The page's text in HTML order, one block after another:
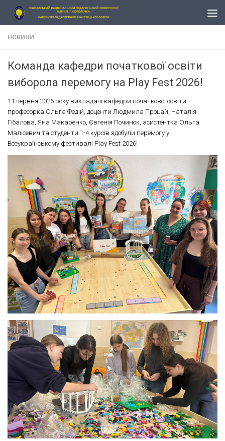
Skip to content
НОВИНИ
Команда кафедри початкової освіти
виборола перемогу на Play Fest 2026!
11 червня 2026 року викладачі кафедри початкової освіти –
професорка Ольга Федій, доценти Людмила Процай, Наталія
Гібалова, Яна Макаренко, Євгенія Починок, асистентка Ольга
Малісевич та студенти 1-4 курсів здобули перемогу у
Всеукраїнському фестивалі Play Fest 2026!